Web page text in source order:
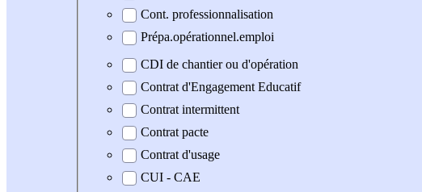
Cont. professionnalisation
Prépa.opérationnel.emploi
CDI de chantier ou d'opération
Contrat d'Engagement Educatif
Contrat intermittent
Contrat pacte
Contrat d'usage
CUI - CAE